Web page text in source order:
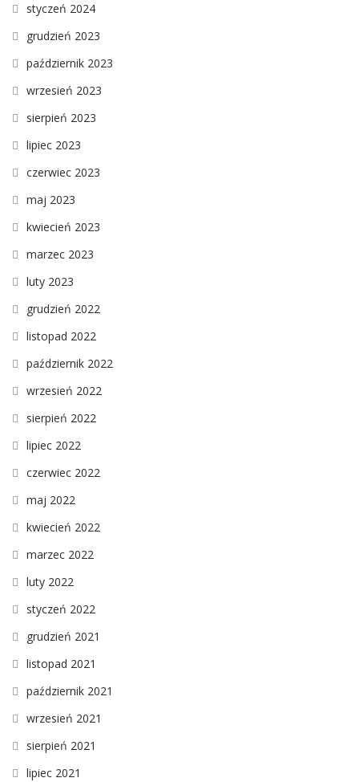
styczeń 2024
grudzień 2023
październik 2023
wrzesień 2023
sierpień 2023
lipiec 2023
czerwiec 2023
maj 2023
kwiecień 2023
marzec 2023
luty 2023
grudzień 2022
listopad 2022
październik 2022
wrzesień 2022
sierpień 2022
lipiec 2022
czerwiec 2022
maj 2022
kwiecień 2022
marzec 2022
luty 2022
styczeń 2022
grudzień 2021
listopad 2021
październik 2021
wrzesień 2021
sierpień 2021
lipiec 2021